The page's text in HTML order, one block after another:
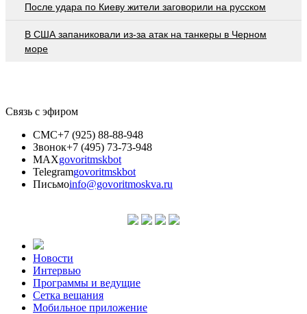
После удара по Киеву жители заговорили на русском
В США запаниковали из-за атак на танкеры в Черном
море
Связь с эфиром
СМС+7 (925) 88-88-948
Звонок+7 (495) 73-73-948
MAXgovoritmskbot
Telegramgovoritmskbot
Письмоinfo@govoritmoskva.ru
Новости
Интервью
Программы и ведущие
Сетка вещания
Мобильное приложение